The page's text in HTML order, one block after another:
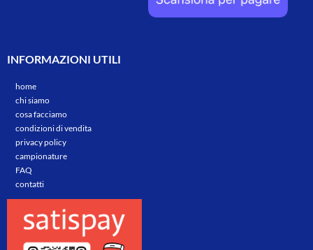
INFORMAZIONI UTILI
home
chi siamo
cosa facciamo
condizioni di vendita
privacy policy
campionature
FAQ
contatti